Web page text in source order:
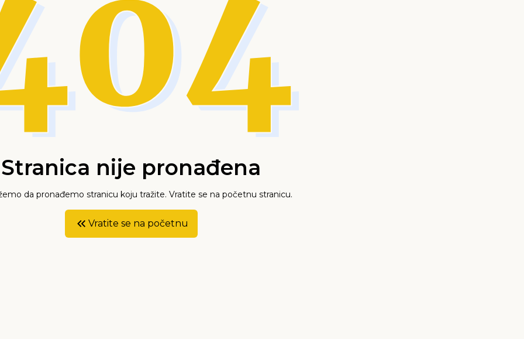
Stranica nije pronađena
da pronađemo stranicu koju tražite. Vratite se na početnu stranicu.
Vratite se na početnu